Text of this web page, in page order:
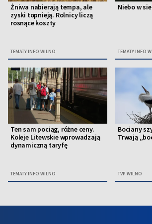
Żniwa nabierają tempa, ale
zyski topnieją. Rolnicy liczą
rosnące koszty
TEMATY INFO WILNO
Niebo w
TEMATY INFO
Ten sam pociąg, różne ceny.
Koleje Litewskie wprowadzają
dynamiczną taryfę
TEMATY INFO WILNO
Bociany
Trwają
TVP WILNO